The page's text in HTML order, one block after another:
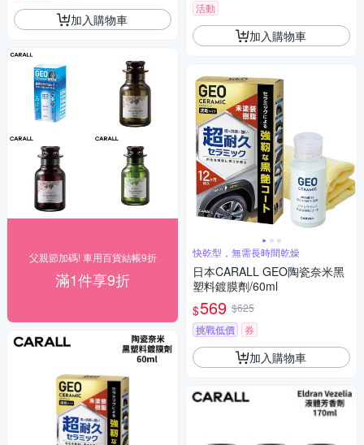
加入購物車
父親節加碼! 車用百貨結帳9折
滿1件享9折
活動
加入購物車
快乾型，無需長時間乾燥
日本CARALL GEO陶瓷奈米黑
塑料鍍膜劑/60ml
$569 $625
挑戰低價
券
加入購物車